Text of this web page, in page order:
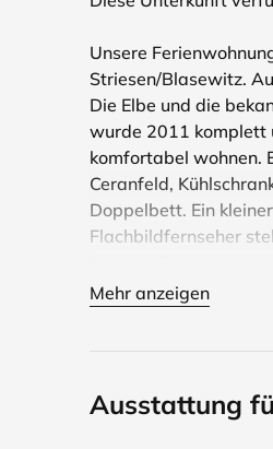
Unsere
Striesen/Blasewitz.
Die Elbe und die
wurde 2011 komplett
komfortabel wohnen.
Ceranfeld,
Doppelbett. Ein
Flachbildfernseher
Mehr anzeigen
Ausstattung